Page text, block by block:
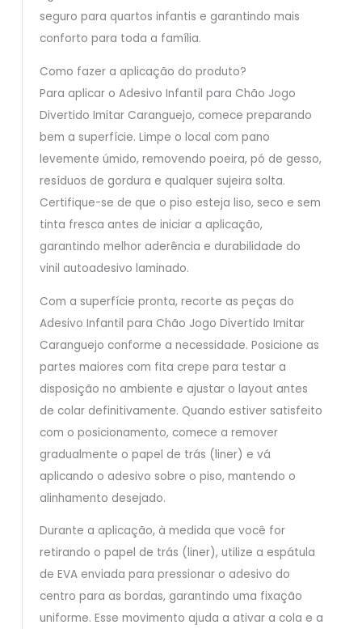
seguro para quartos infantis e garantindo mais
conforto para toda a família.
Como fazer a aplicação do produto?
Para aplicar o Adesivo Infantil para Chão Jogo
Divertido Imitar Caranguejo, comece preparando
bem a superfície. Limpe o local com pano
levemente úmido, removendo poeira, pó de gesso,
resíduos de gordura e qualquer sujeira solta.
Certifique-se de que o piso esteja liso, seco e sem
tinta fresca antes de iniciar a aplicação,
garantindo melhor aderência e durabilidade do
vinil autoadesivo laminado.
Com a superfície pronta, recorte as peças do
Adesivo Infantil para Chão Jogo Divertido Imitar
Caranguejo conforme a necessidade. Posicione as
partes maiores com fita crepe para testar a
disposição no ambiente e ajustar o layout antes
de colar definitivamente. Quando estiver satisfeito
com o posicionamento, comece a remover
gradualmente o papel de trás (liner) e vá
aplicando o adesivo sobre o piso, mantendo o
alinhamento desejado.
Durante a aplicação, à medida que você for
retirando o papel de trás (liner), utilize a espátula
de EVA enviada para pressionar o adesivo do
centro para as bordas, garantindo uma fixação
uniforme. Esse movimento ajuda a ativar a cola e a